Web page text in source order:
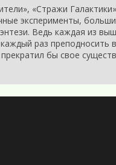
«Стражи
эксперименты,
Ведь каждая из
раз преподносить
бы свое